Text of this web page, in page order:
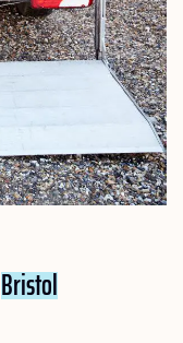
Bristol